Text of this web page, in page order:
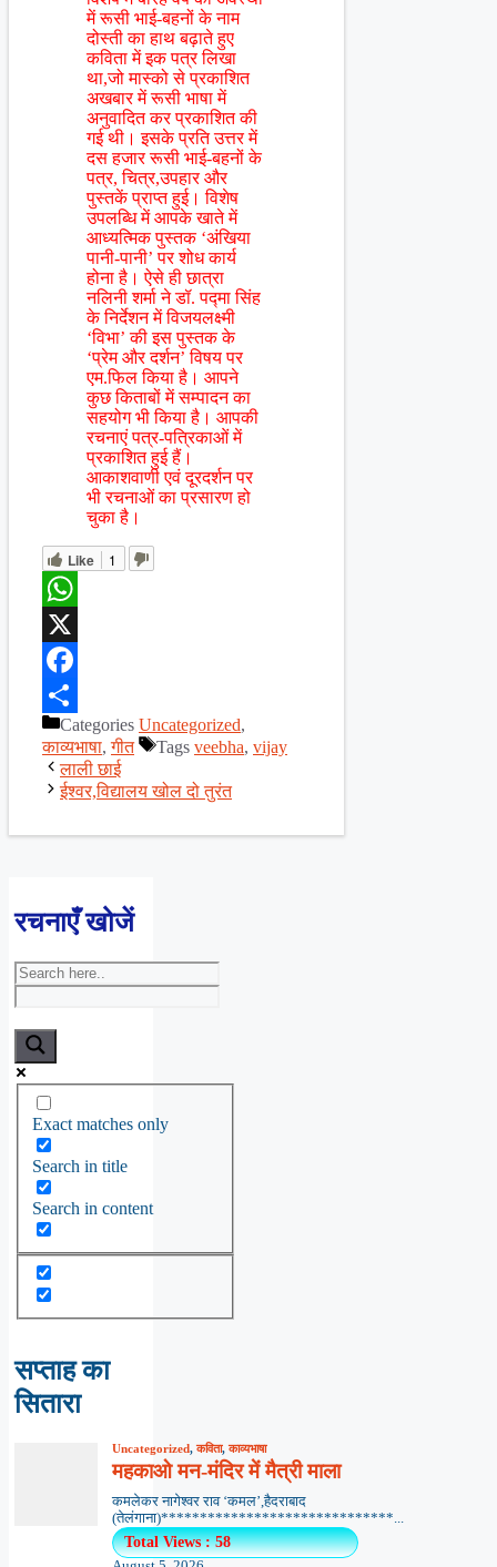
में रूसी भाई-बहनों के नाम
दोस्ती का हाथ बढ़ाते हुए
कविता में इक पत्र लिखा
था,जो मास्को से प्रकाशित
अखबार में रूसी भाषा में
अनुवादित कर प्रकाशित की
गई थी। इसके प्रति उत्तर में
दस हजार रूसी भाई-बहनों के
पत्र, चित्र,उपहार और
पुस्तकें प्राप्त हुई। विशेष
उपलब्धि में आपके खाते में
आध्यत्मिक पुस्तक ‘अंखिया
पानी-पानी’ पर शोध कार्य
होना है। ऐसे ही छात्रा
नलिनी शर्मा ने डॉ. पद्मा सिंह
के निर्देशन में विजयलक्ष्मी
‘विभा’ की इस पुस्तक के
‘प्रेम और दर्शन’ विषय पर
एम.फिल किया है। आपने
कुछ किताबों में सम्पादन का
सहयोग भी किया है। आपकी
रचनाएं पत्र-पत्रिकाओं में
प्रकाशित हुई हैं।
आकाशवाणी एवं दूरदर्शन पर
भी रचनाओं का प्रसारण हो
चुका है।
Like 1
WhatsApp
X
Facebook
ShareCategories Uncategorized,
काव्यभाषा,गीत Tags veebha, vijay
लाली छाई
ईश्वर,विद्यालय खोल दो तुरंत
रचनाएँ खोजें
Exact matches only
Search in title
Search in content
सप्ताह का
सितारा
Uncategorized,कविता,काव्यभाषा
महकाओ मन-मंदिर में मैत्री माला
कमलेकर नागेश्वर राव ‘कमल’,हैदराबाद
(तेलंगाना)******************************...
Total Views : 58